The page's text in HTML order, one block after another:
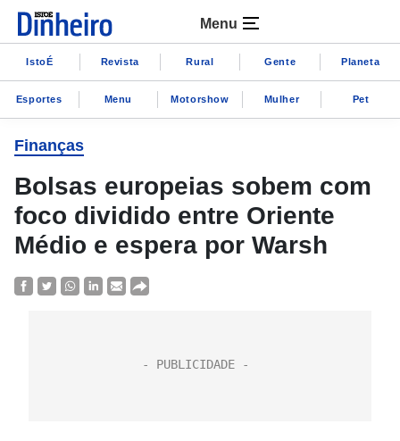
Menu
IstoÉ Revista Rural Gente Planeta
Esportes Menu Motorshow Mulher Pet
Finanças
Bolsas europeias sobem com
foco dividido entre Oriente
Médio e espera por Warsh